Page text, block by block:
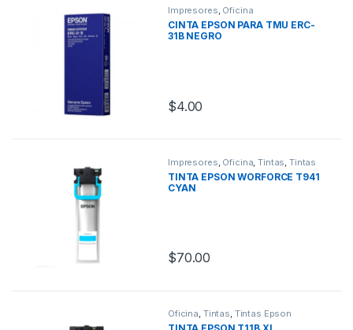
Impresores, Oficina
CINTA EPSON PARA TMU ERC-
31B NEGRO
$4.00
Impresores, Oficina,Tintas,Tintas
Epson
TINTA EPSON WORFORCE T941
CYAN
$70.00
Oficina, Tintas, Tintas Epson